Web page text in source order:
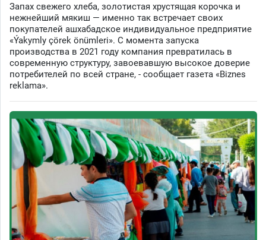
Запах свежего хлеба, золотистая хрустящая корочка и
нежнейший мякиш — именно так встречает своих
покупателей ашхабадское индивидуальное предприятие
«Ýakymly çörek önümleri». С момента запуска
производства в 2021 году компания превратилась в
современную структуру, завоевавшую высокое доверие
потребителей по всей стране, - сообщает газета «Biznes
reklama».